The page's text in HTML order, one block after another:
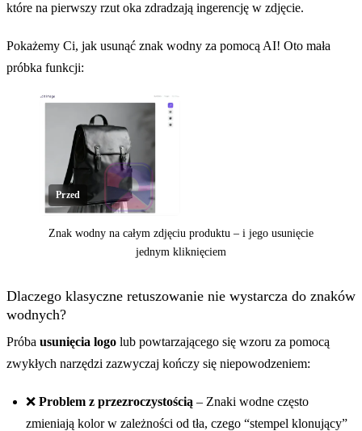
które na pierwszy rzut oka zdradzają ingerencję w zdjęcie.
Pokażemy Ci, jak usunąć znak wodny za pomocą AI! Oto mała
próbka funkcji:
Przed
Znak wodny na całym zdjęciu produktu – i jego usunięcie
jednym kliknięciem
Dlaczego klasyczne retuszowanie nie wystarcza do znaków
wodnych?
Próba usunięcia logo lub powtarzającego się wzoru za pomocą
zwykłych narzędzi zazwyczaj kończy się niepowodzeniem:
❌ Problem z przezroczystością – Znaki wodne często
zmieniają kolor w zależności od tła, czego “stempel klonujący”